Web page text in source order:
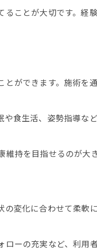
ことが大切です。経
ができます。施術を
食生活、姿勢指導な
持を目指せるのが大
変化に合わせて柔軟
ーの充実など、利用